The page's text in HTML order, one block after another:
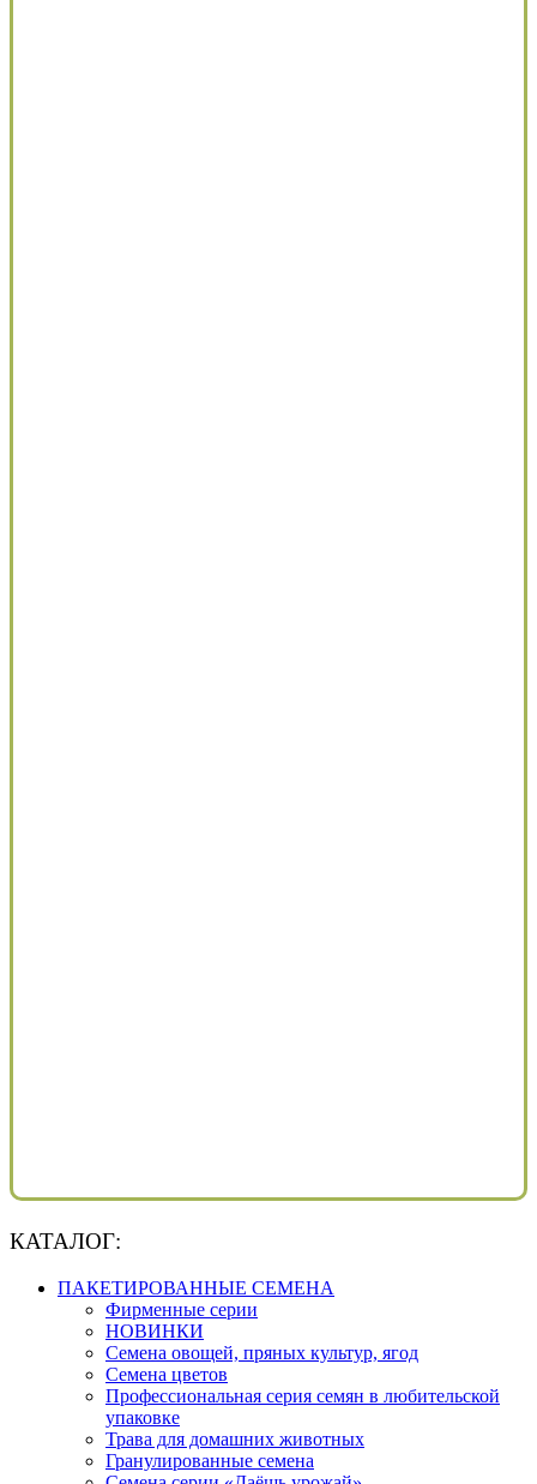
КАТАЛОГ:
ПАКЕТИРОВАННЫЕ СЕМЕНА
Фирменные серии
НОВИНКИ
Семена овощей, пряных культур, ягод
Семена цветов
Профессиональная серия семян в любительской
упаковке
Трава для домашних животных
Гранулированные семена